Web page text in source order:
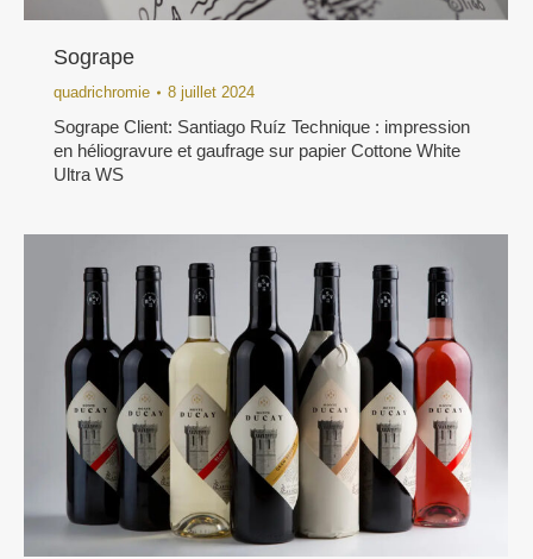
Sogrape
quadrichromie 8 juillet 2024
Sogrape Client: Santiago Ruíz Technique : impression
en héliogravure et gaufrage sur papier Cottone White
Ultra WS